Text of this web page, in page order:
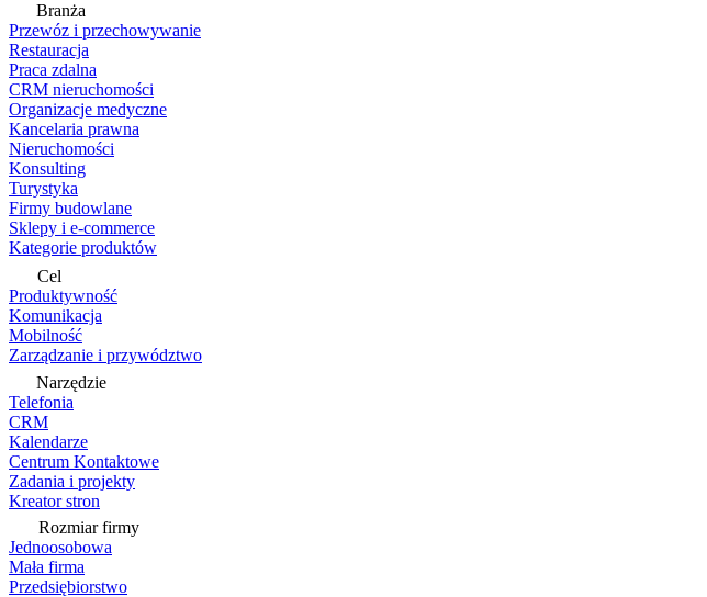
Branża
Przewóz i przechowywanie
Restauracja
Praca zdalna
CRM nieruchomości
Organizacje medyczne
Kancelaria prawna
Nieruchomości
Konsulting
Turystyka
Firmy budowlane
Sklepy i e-commerce
Kategorie produktów
Cel
Produktywność
Komunikacja
Mobilność
Zarządzanie i przywództwo
Narzędzie
Telefonia
CRM
Kalendarze
Centrum Kontaktowe
Zadania i projekty
Kreator stron
Rozmiar firmy
Jednoosobowa
Mała firma
Przedsiębiorstwo